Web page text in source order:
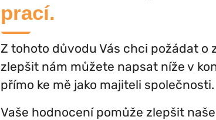
prací.
Z tohoto důvodu Vás chci požádat o
zlepšit nám můžete napsat níže v
přímo ke mě jako majiteli společnosti.
Vaše hodnocení pomůže zlepšit